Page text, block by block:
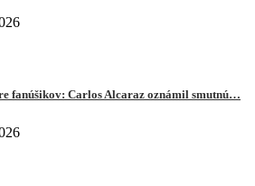
fanúšikov: Carlos Alcaraz oznámil smutnú…